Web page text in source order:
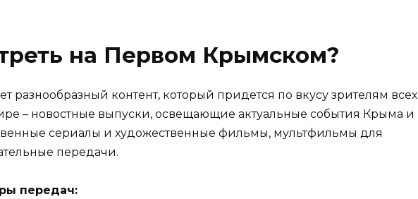
на Первом Крымском?
разнообразный контент, который придется по вкусу зрителям всех
– новостные выпуски, освещающие актуальные события Крыма и
сериалы и художественные фильмы, мультфильмы для
передачи.
передач: